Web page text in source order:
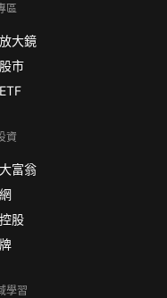
區
大鏡
市
資
富翁
股
學習